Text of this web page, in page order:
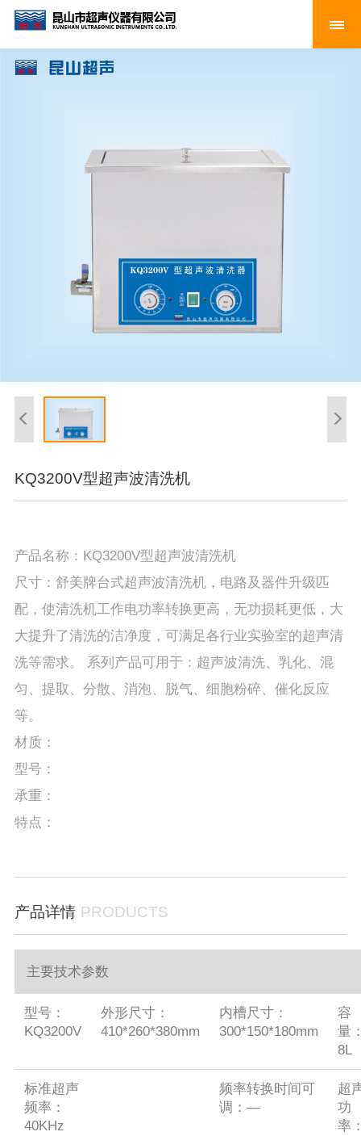
KQ3200V型超声波清洗机
产品名称：KQ3200V型超声波清洗机
尺寸：舒美牌台式超声波清洗机，电路及器件升级匹
配，使清洗机工作电功率转换更高，无功损耗更低，大
大提升了清洗的洁净度，可满足各行业实验室的超声清
洗等需求。 系列产品可用于：超声波清洗、乳化、混
匀、提取、分散、消泡、脱气、细胞粉碎、催化反应
等。
材质：
型号：
承重：
特点：
产品详情 PRODUCTS
主要技术参数
型号：
KQ3200V
外形尺寸：
410*260*380mm
内槽尺寸：
300*150*180mm
容
量
8L
标准超声
频率：
40KHz
频率转换时间可
调：—
超
功
率